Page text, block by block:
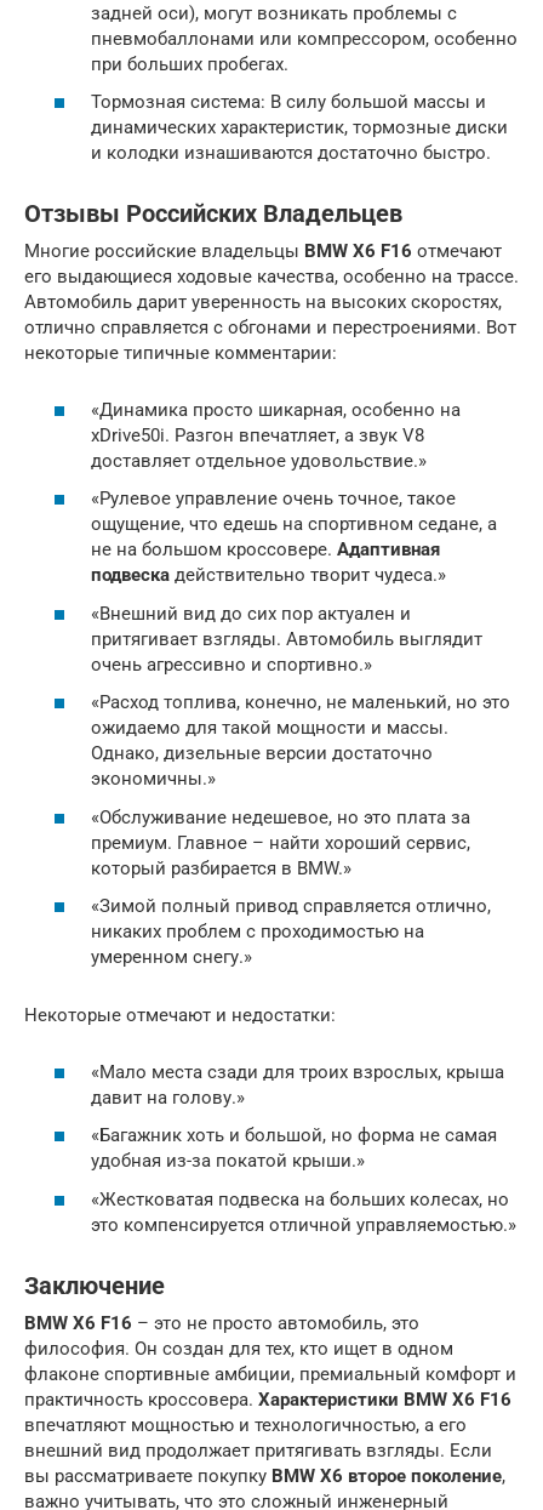
задней оси), могут возникать проблемы с
пневмобаллонами или компрессором, особенно
при больших пробегах.
Тормозная система: В силу большой массы и
динамических характеристик, тормозные диски
и колодки изнашиваются достаточно быстро.
Отзывы Российских Владельцев
Многие российские владельцы BMW X6 F16 отмечают
его выдающиеся ходовые качества, особенно на трассе.
Автомобиль дарит уверенность на высоких скоростях,
отлично справляется с обгонами и перестроениями. Вот
некоторые типичные комментарии:
«Динамика просто шикарная, особенно на
xDrive50i. Разгон впечатляет, а звук V8
доставляет отдельное удовольствие.»
«Рулевое управление очень точное, такое
ощущение, что едешь на спортивном седане, а
не на большом кроссовере. Адаптивная
подвеска действительно творит чудеса.»
«Внешний вид до сих пор актуален и
притягивает взгляды. Автомобиль выглядит
очень агрессивно и спортивно.»
«Расход топлива, конечно, не маленький, но это
ожидаемо для такой мощности и массы.
Однако, дизельные версии достаточно
экономичны.»
«Обслуживание недешевое, но это плата за
премиум. Главное – найти хороший сервис,
который разбирается в BMW.»
«Зимой полный привод справляется отлично,
никаких проблем с проходимостью на
умеренном снегу.»
Некоторые отмечают и недостатки:
«Мало места сзади для троих взрослых, крыша
давит на голову.»
«Багажник хоть и большой, но форма не самая
удобная из-за покатой крыши.»
«Жестковатая подвеска на больших колесах, но
это компенсируется отличной управляемостью.»
Заключение
BMW X6 F16 – это не просто автомобиль, это
философия. Он создан для тех, кто ищет в одном
флаконе спортивные амбиции, премиальный комфорт и
практичность кроссовера. Характеристики BMW X6 F16
впечатляют мощностью и технологичностью, а его
внешний вид продолжает притягивать взгляды. Если
вы рассматриваете покупку BMW X6 второе поколение,
важно учитывать, что это сложный инженерный